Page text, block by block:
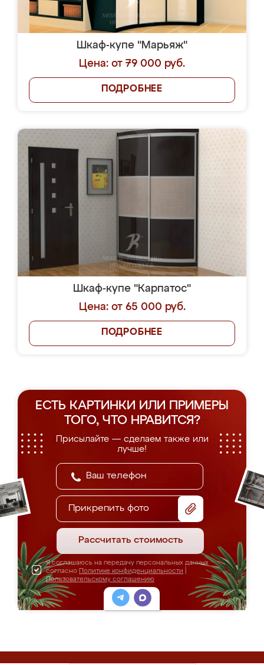
Похожие шкафы-
купе на заказ
Шкаф-купе "Танаха"
Цена: от 145 000 руб.
ПОДРОБНЕЕ
Шкаф-купе "Ауни"
Цена: от 78 000 руб.
ПОДРОБНЕЕ